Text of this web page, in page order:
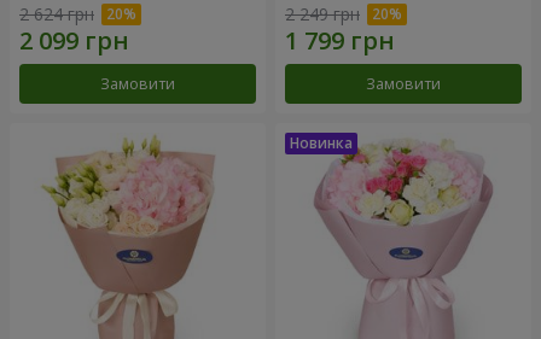
2 624 грн
Замовити
2 249 грн
Замовити